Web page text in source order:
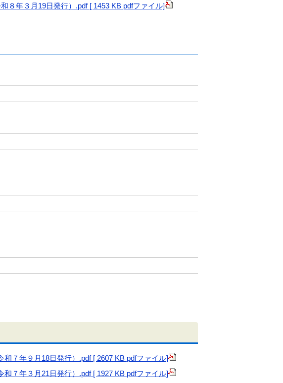
８年３月19日発行）.pdf [ 1453 KB pdfファイル]
７年９月18日発行）.pdf [ 2607 KB pdfファイル]
７年３月21日発行）.pdf [ 1927 KB pdfファイル]